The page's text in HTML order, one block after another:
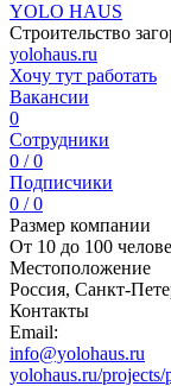
YOLO HAUS
Строительство
yolohaus.ru
Хочу тут работать
Вакансии
0
Сотрудники
0 / 0
Подписчики
0 / 0
Размер компании
От 10 до 100
Местоположение
Россия, Санкт-
Контакты
Email:
info@yolohaus.ru
yolohaus.ru/projects/